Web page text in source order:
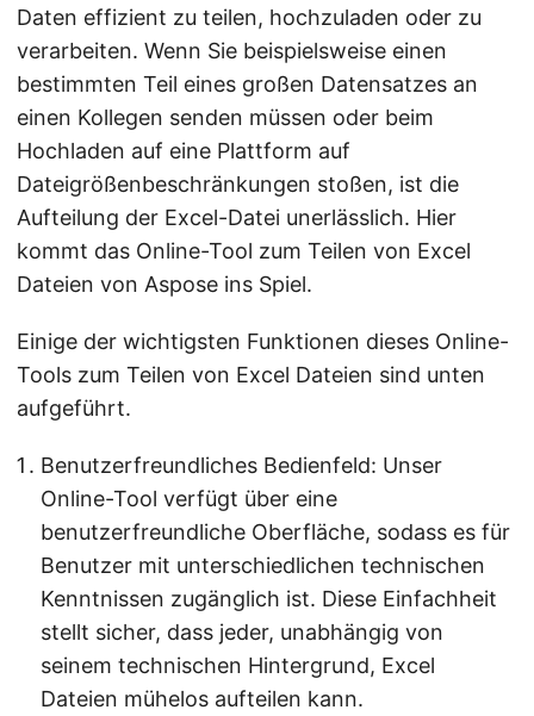
Daten effizient zu teilen, hochzuladen oder zu
verarbeiten. Wenn Sie beispielsweise einen
bestimmten Teil eines großen Datensatzes an
einen Kollegen senden müssen oder beim
Hochladen auf eine Plattform auf
Dateigrößenbeschränkungen stoßen, ist die
Aufteilung der Excel-Datei unerlässlich. Hier
kommt das Online-Tool zum Teilen von Excel
Dateien von Aspose ins Spiel.
Einige der wichtigsten Funktionen dieses Online-
Tools zum Teilen von Excel Dateien sind unten
aufgeführt.
Benutzerfreundliches Bedienfeld: Unser
Online-Tool verfügt über eine
benutzerfreundliche Oberfläche, sodass es für
Benutzer mit unterschiedlichen technischen
Kenntnissen zugänglich ist. Diese Einfachheit
stellt sicher, dass jeder, unabhängig von
seinem technischen Hintergrund, Excel
Dateien mühelos aufteilen kann.